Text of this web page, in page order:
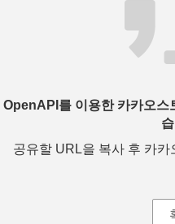
OpenAPI를 이용한 카카오스
공유할 URL을 복사 후 카